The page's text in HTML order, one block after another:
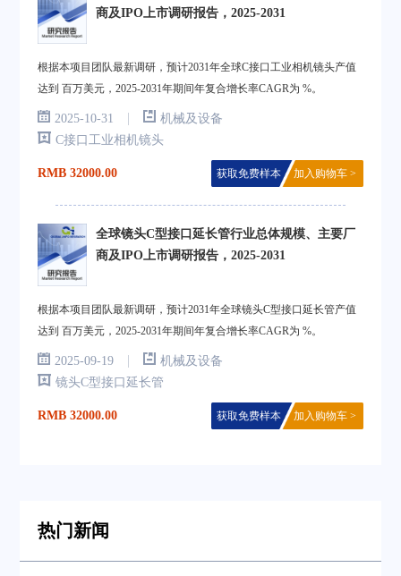
商及IPO上市调研报告，2025-2031
根据本项目团队最新调研，预计2031年全球C接口工业相机镜头产值
达到 百万美元，2025-2031年期间年复合增长率CAGR为 %。
2025-10-31 |
机械及设备
C接口工业相机镜头
RMB 32000.00 获取免费样本 加入购物车 >
全球镜头C型接口延长管行业总体规模、主要厂
商及IPO上市调研报告，2025-2031
根据本项目团队最新调研，预计2031年全球镜头C型接口延长管产值
达到 百万美元，2025-2031年期间年复合增长率CAGR为 %。
2025-09-19 |
机械及设备
镜头C型接口延长管
RMB 32000.00 获取免费样本 加入购物车 >
热门新闻